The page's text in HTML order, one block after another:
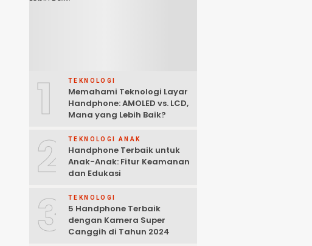
1 TEKNOLOGI
Memahami Teknologi Layar
Handphone: AMOLED vs. LCD,
Mana yang Lebih Baik?
2 TEKNOLOGI ANAK
Handphone Terbaik untuk
Anak-Anak: Fitur Keamanan
dan Edukasi
3 TEKNOLOGI
5 Handphone Terbaik
dengan Kamera Super
Canggih di Tahun 2024